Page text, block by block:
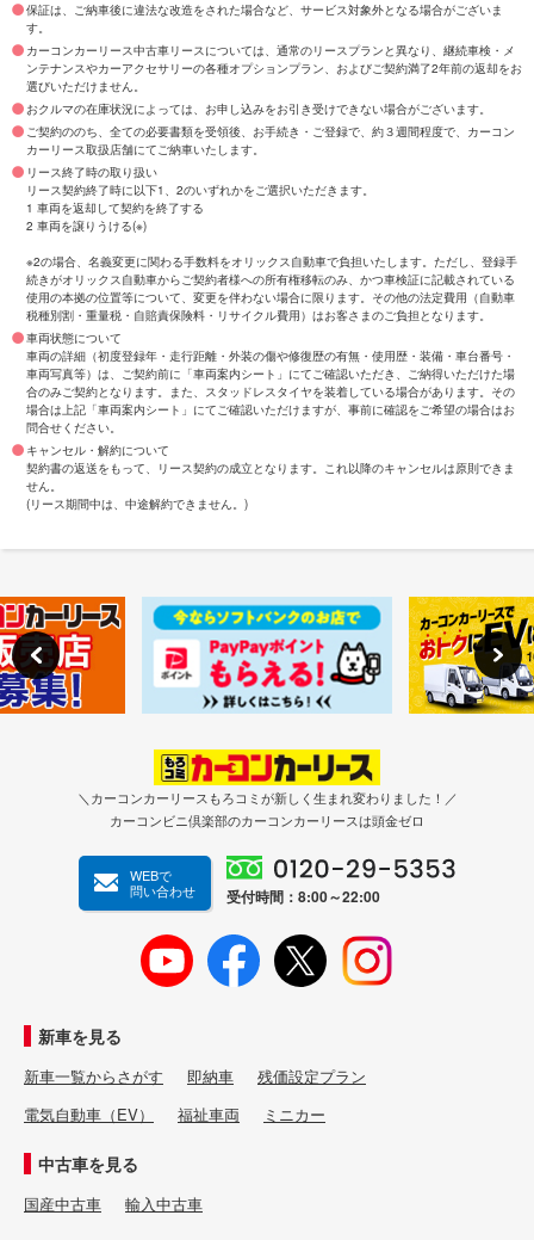
保証は、ご納車後に違法な改造をされた場合など、サービス対象外となる場合がございま
す。
カーコンカーリース中古車リースについては、通常のリースプランと異なり、継続車検・メ
ンテナンスやカーアクセサリーの各種オプションプラン、およびご契約満了2年前の返却をお
選びいただけません。
おクルマの在庫状況によっては、お申し込みをお引き受けできない場合がございます。
ご契約ののち、全ての必要書類を受領後、お手続き・ご登録で、約３週間程度で、カーコン
カーリース取扱店舗にてご納車いたします。
リース終了時の取り扱い
リース契約終了時に以下1、2のいずれかをご選択いただきます。
1 車両を返却して契約を終了する
2 車両を譲りうける(※)
※2の場合、名義変更に関わる手数料をオリックス自動車で負担いたします。ただし、登録手
続きがオリックス自動車からご契約者様への所有権移転のみ、かつ車検証に記載されている
使用の本拠の位置等について、変更を伴わない場合に限ります。その他の法定費用（自動車
税種別割・重量税・自賠責保険料・リサイクル費用）はお客さまのご負担となります。
車両状態について
車両の詳細（初度登録年・走行距離・外装の傷や修復歴の有無・使用歴・装備・車台番号・
車両写真等）は、ご契約前に「車両案内シート」にてご確認いただき、ご納得いただけた場
合のみご契約となります。また、スタッドレスタイヤを装着している場合があります。その
場合は上記「車両案内シート」にてご確認いただけますが、事前に確認をご希望の場合はお
問合せください。
キャンセル・解約について
契約書の返送をもって、リース契約の成立となります。これ以降のキャンセルは原則できま
せん。
(リース期間中は、中途解約できません。)
＼カーコンカーリースもろコミが新しく生まれ変わりました！／
カーコンビニ倶楽部のカーコンカーリースは頭金ゼロ
WEBで
問い合わせ
受付時間：8:00～22:00
新車を見る
新車一覧からさがす 即納車
残価設定プラン
電気自動車（EV）
福祉車両 ミニカー
中古車を見る
国産中古車 輸入中古車